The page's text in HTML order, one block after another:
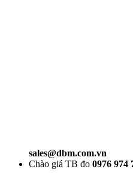
sales@dbm.com.vn
Chào giá TB đo 0976 974